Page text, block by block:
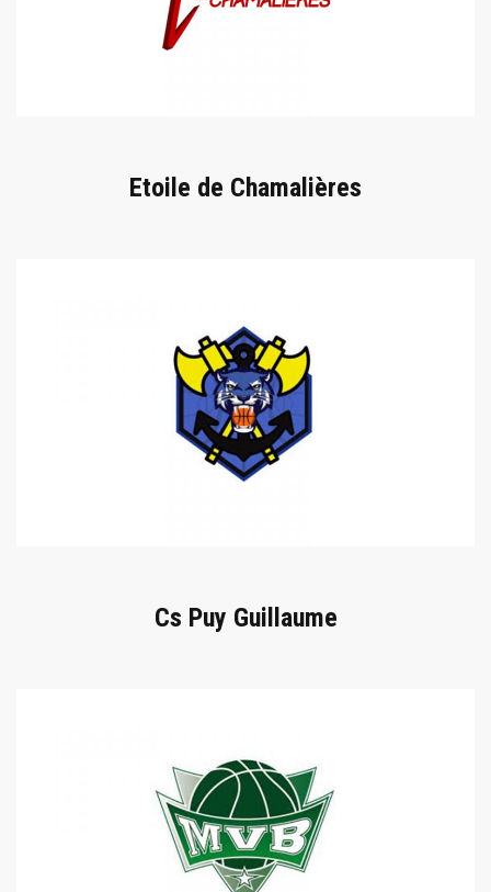
Etoile de Chamalières
Cs Puy Guillaume